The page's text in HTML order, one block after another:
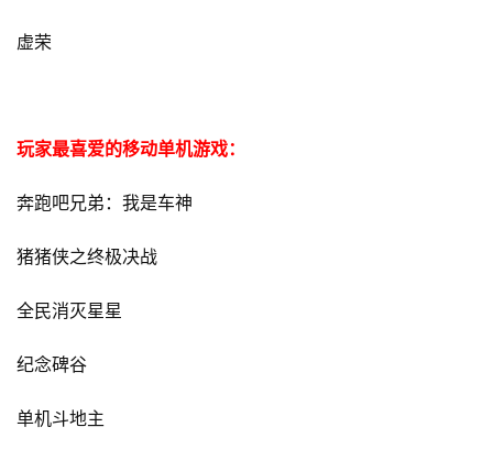
日
茶
接
会
站
虚荣
玩家最喜爱的移动单机游戏：
奔跑吧兄弟：我是车神
猪猪侠之终极决战
全民消灭星星
纪念碑谷
单机斗地主